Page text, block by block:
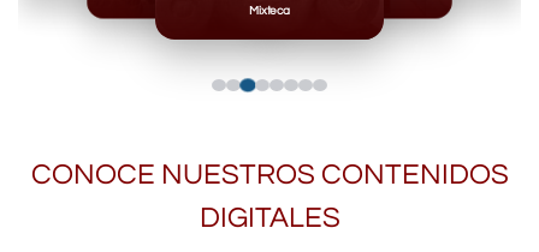
Mexicas
CONOCE NUESTROS CONTENIDOS
DIGITALES